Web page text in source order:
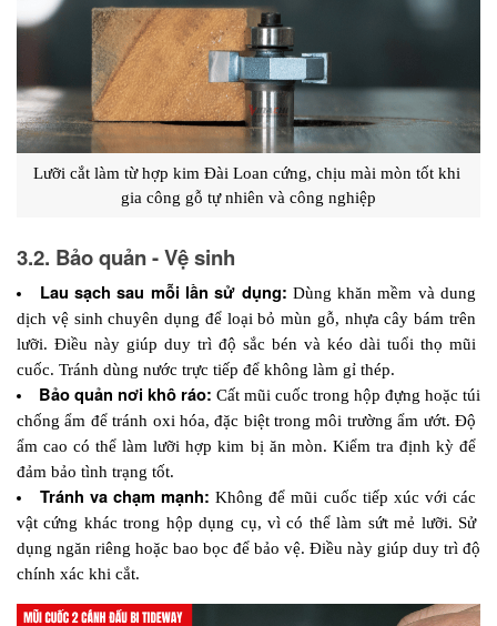
Lưỡi cắt làm từ hợp kim Đài Loan cứng, chịu mài mòn tốt khi
gia công gỗ tự nhiên và công nghiệp
3.2. Bảo quản - Vệ sinh
Lau sạch sau mỗi lần sử dụng: Dùng khăn mềm và dung
dịch vệ sinh chuyên dụng để loại bỏ mùn gỗ, nhựa cây bám trên
lưỡi. Điều này giúp duy trì độ sắc bén và kéo dài tuổi thọ mũi
cuốc. Tránh dùng nước trực tiếp để không làm gỉ thép.
Bảo quản nơi khô ráo: Cất mũi cuốc trong hộp đựng hoặc túi
chống ẩm để tránh oxi hóa, đặc biệt trong môi trường ẩm ướt. Độ
ẩm cao có thể làm lưỡi hợp kim bị ăn mòn. Kiểm tra định kỳ để
đảm bảo tình trạng tốt.
Tránh va chạm mạnh: Không để mũi cuốc tiếp xúc với các
vật cứng khác trong hộp dụng cụ, vì có thể làm sứt mẻ lưỡi. Sử
dụng ngăn riêng hoặc bao bọc để bảo vệ. Điều này giúp duy trì độ
chính xác khi cắt.